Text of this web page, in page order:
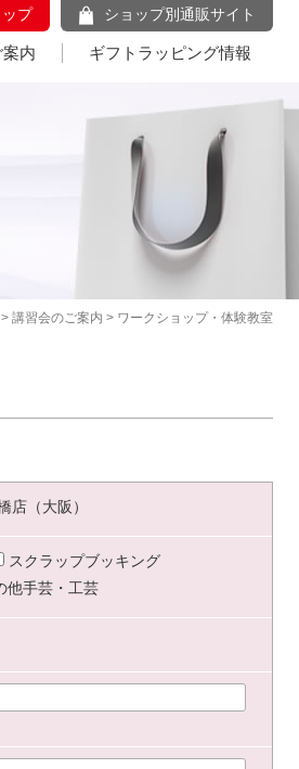
プ ショップ別通販サイト
内 ギフトラッピング情報
> 講習会のご案内 > ワークショップ・体験教室
店（大阪）
スクラップブッキング
他手芸・工芸